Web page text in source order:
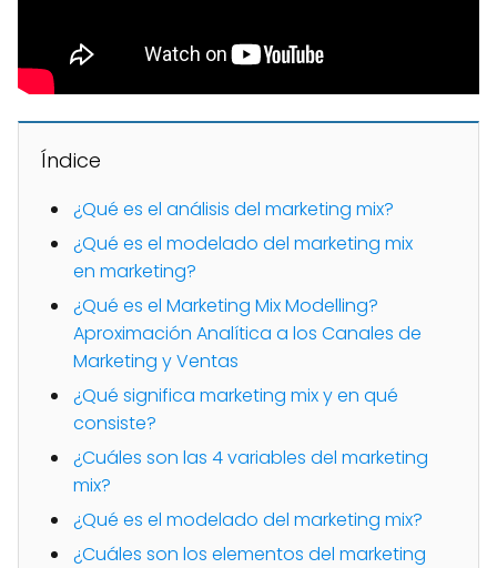
Índice
¿Qué es el análisis del marketing mix?
¿Qué es el modelado del marketing mix
en marketing?
¿Qué es el Marketing Mix Modelling?
Aproximación Analítica a los Canales de
Marketing y Ventas
¿Qué significa marketing mix y en qué
consiste?
¿Cuáles son las 4 variables del marketing
mix?
¿Qué es el modelado del marketing mix?
¿Cuáles son los elementos del marketing